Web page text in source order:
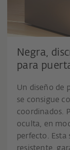
Negra,
para
Un diseño de
se consigue
coordinados.
oculta, en
perfecto.
resistente,